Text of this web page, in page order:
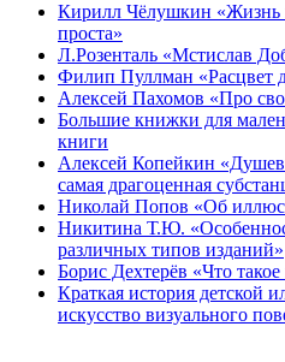
Кирилл Чёлушкин «Жизнь
проста»
Л.Розенталь «Мстислав
Филип Пуллман «Расцвет
Алексей Пахомов «Про
Большие книжки для
книги
Алексей Копейкин
самая драгоценная
Николай Попов «Об
Никитина Т.Ю.
различных типов изданий»
Борис Дехтерёв «Что
Краткая история детской
искусство визуального